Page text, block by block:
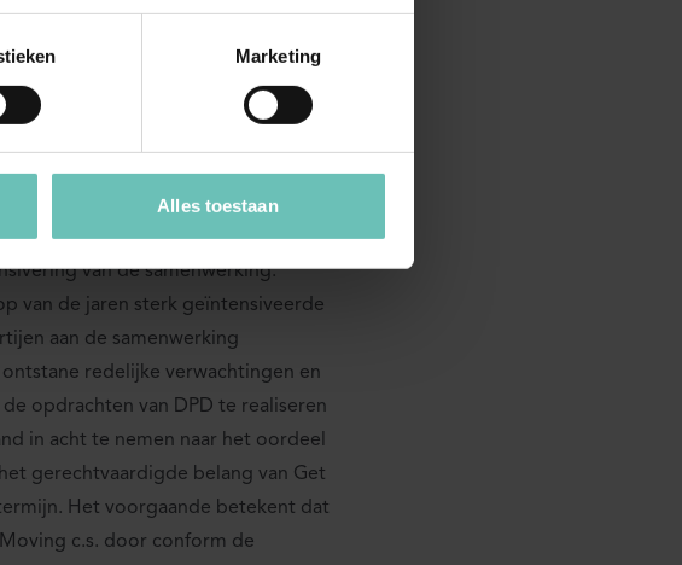
Marketing
Alles toestaan
omdat partijen de
van de samenwerking.
van de jaren sterk geïntensiveerde
aan de samenwerking
redelijke verwachtingen en
opdrachten van DPD te realiseren
in acht te nemen naar het oordeel
gerechtvaardigde belang van Get
Het voorgaande betekent dat
c.s. door conform de